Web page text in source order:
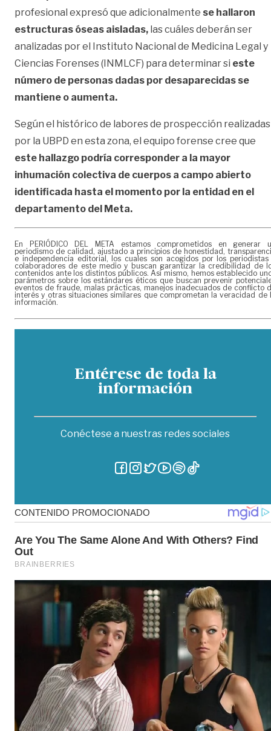
profesional expresó que adicionalmente se hallaron
estructuras óseas aisladas, las cuáles deberán ser
analizadas por el Instituto Nacional de Medicina Legal y
Ciencias Forenses (INMLCF) para determinar si este
número de personas dadas por desaparecidas se
mantiene o aumenta.
Según el histórico de labores de prospección realizadas
por la UBPD en esta zona, el equipo forense cree que
este hallazgo podría corresponder a la mayor
inhumación colectiva de cuerpos a campo abierto
identificada hasta el momento por la entidad en el
departamento del Meta.
En PERIÓDICO DEL META estamos comprometidos en generar
periodismo de calidad, ajustado a principios de honestidad,
e independencia editorial, los cuales son acogidos por los periodistas
colaboradores de este medio y buscan garantizar la credibilidad de
contenidos ante los distintos públicos. Así mismo, hemos establecido
parámetros sobre los estándares éticos que buscan prevenir
eventos de fraude, malas prácticas, manejos inadecuados de conflicto
interés y otras situaciones similares que comprometan la veracidad de
información.
Entérese de toda la
información
Conéctese a nuestras redes sociales